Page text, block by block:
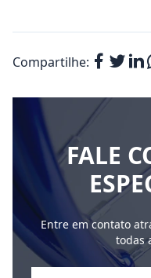
Compartilhe:
FALE
Entre em contato
todas